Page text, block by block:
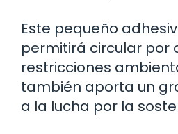
Este pequeño
permitirá circular por
restricciones
también aporta un
a la lucha por la